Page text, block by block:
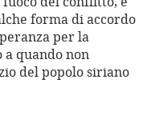
forma di accordo
per la
a quando non
del popolo siriano